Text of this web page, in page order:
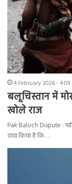
4 February 2026 - 4:09
बलूचिस्तान में
खोले राज
Pak Baloch Dispute :
दावा किया है कि…